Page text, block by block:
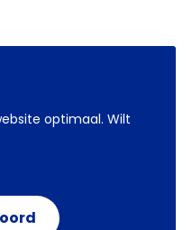
optimaal. Wilt